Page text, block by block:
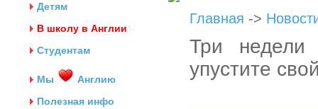
Детям
В школу в Англии
Студентам
Мы
Англию
Полезная инфо
Главная ->
Три недели
упустите